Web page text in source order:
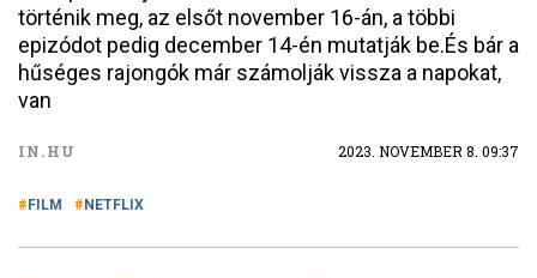
történik meg, az elsőt november 16-án, a többi
epizódot pedig december 14-én mutatják be.És bár a
hűséges rajongók már számolják vissza a napokat,
van
IN.HU 2023. NOVEMBER 8. 09:37
FILM NETFLIX